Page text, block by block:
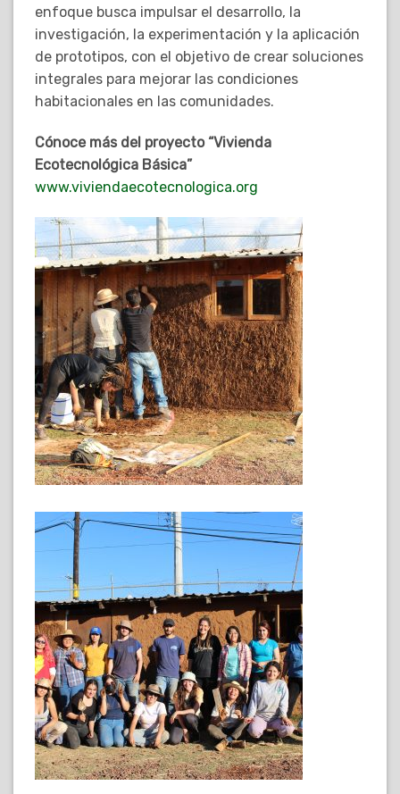
enfoque busca impulsar el desarrollo, la
investigación, la experimentación y la aplicación
de prototipos, con el objetivo de crear soluciones
integrales para mejorar las condiciones
habitacionales en las comunidades.
Cónoce más del proyecto “Vivienda
Ecotecnológica Básica”
www.viviendaecotecnologica.org